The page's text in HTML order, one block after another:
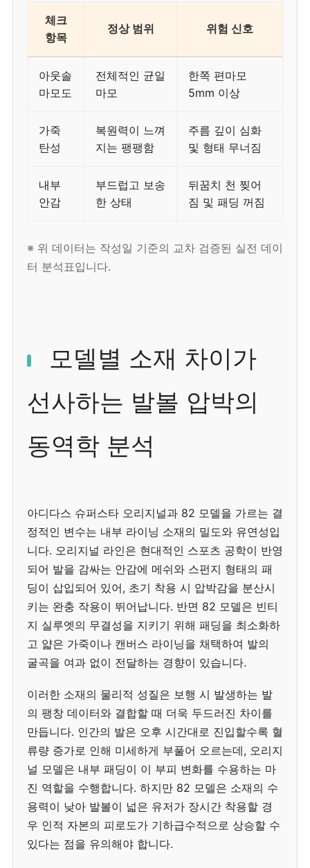
체크
항목
정상 범위 위험 신호
아웃솔
마모도
전체적인 균일
마모
한쪽 편마모
5mm 이상
가죽
탄성
복원력이 느껴
지는 팽팽함
주름 깊이 심화
및 형태 무너짐
내부
안감
부드럽고 보송
한 상태
뒤꿈치 천 찢어
짐 및 패딩 꺼짐
※ 위 데이터는 작성일 기준의 교차 검증된 실전 데이
터 분석표입니다.
모델별 소재 차이가
선사하는 발볼 압박의
동역학 분석
아디다스 슈퍼스타 오리지널과 82 모델을 가르는 결
정적인 변수는 내부 라이닝 소재의 밀도와 유연성입
니다. 오리지널 라인은 현대적인 스포츠 공학이 반영
되어 발을 감싸는 안감에 메쉬와 스펀지 형태의 패
딩이 삽입되어 있어, 초기 착용 시 압박감을 분산시
키는 완충 작용이 뛰어납니다. 반면 82 모델은 빈티
지 실루엣의 무결성을 지키기 위해 패딩을 최소화하
고 얇은 가죽이나 캔버스 라이닝을 채택하여 발의
굴곡을 여과 없이 전달하는 경향이 있습니다.
이러한 소재의 물리적 성질은 보행 시 발생하는 발
의 팽창 데이터와 결합할 때 더욱 두드러진 차이를
만듭니다. 인간의 발은 오후 시간대로 진입할수록 혈
류량 증가로 인해 미세하게 부풀어 오르는데, 오리지
널 모델은 내부 패딩이 이 부피 변화를 수용하는 마
진 역할을 수행합니다. 하지만 82 모델은 소재의 수
용력이 낮아 발볼이 넓은 유저가 장시간 착용할 경
우 인적 자본의 피로도가 기하급수적으로 상승할 수
있다는 점을 유의해야 합니다.